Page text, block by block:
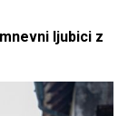
ljubici z